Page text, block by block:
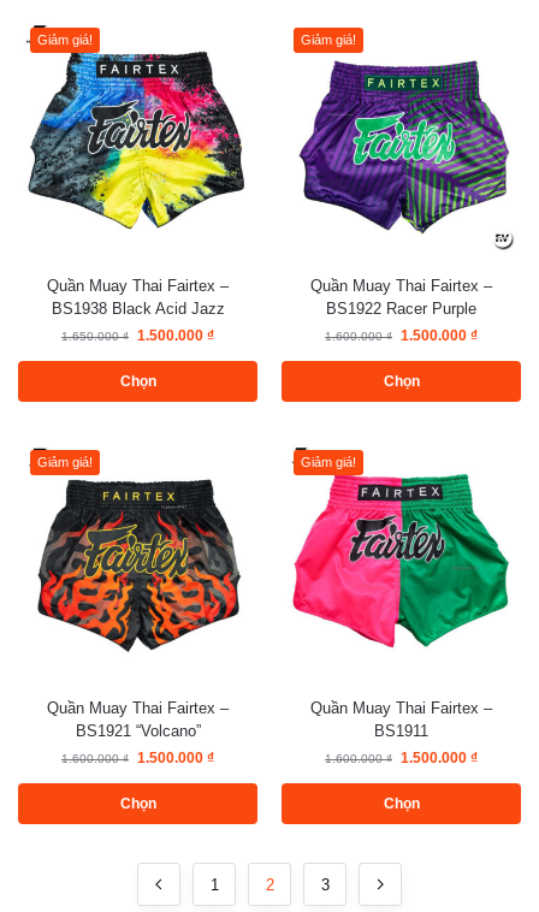
Giảm giá!
Quần Muay Thai Fairtex –
BS1938 Black Acid Jazz
1.650.000₫ 1.500.000 ₫
Chọn
Giảm giá!
Quần Muay Thai Fairtex –
BS1922 Racer Purple
1.600.000₫ 1.500.000 ₫
Chọn
Giảm giá!
Quần Muay Thai Fairtex –
BS1921 “Volcano”
1.600.000₫ 1.500.000 ₫
Chọn
Giảm giá!
Quần Muay Thai Fairtex –
BS1911
1.600.000₫ 1.500.000 ₫
Chọn
1 2 3